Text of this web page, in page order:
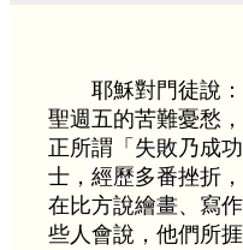
耶穌對門徒說
聖週五的苦難憂愁
正所謂「失敗乃成
士，經歷多番挫折
在比方說繪畫、寫
些人會說，他們所